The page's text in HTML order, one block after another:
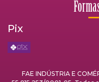
Pix
FAE INDÚSTRIA E